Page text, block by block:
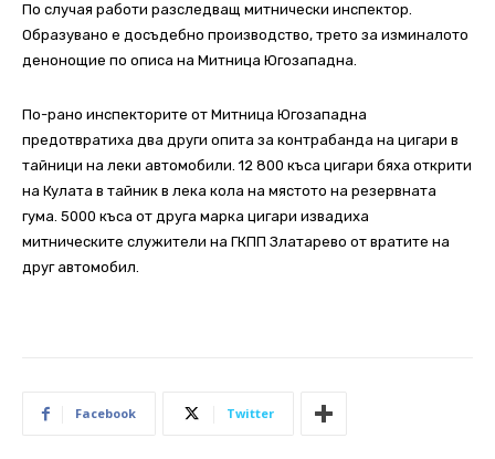
По случая работи разследващ митнически инспектор.
Образувано е досъдебно производство, трето за изминалото
денонощие по описа на Митница Югозападна.
По-рано инспекторите от Митница Югозападна
предотвратиха два други опита за контрабанда на цигари в
тайници на леки автомобили. 12 800 къса цигари бяха открити
на Кулата в тайник в лека кола на мястото на резервната
гума. 5000 къса от друга марка цигари извадиха
митническите служители на ГКПП Златарево от вратите на
друг автомобил.
Facebook Twitter